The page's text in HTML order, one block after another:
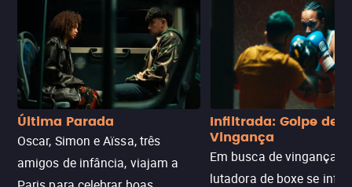
Última Parada
Oscar, Simon e Aïssa, três
amigos de infância, viajam a
Infiltrada: Golpe de
Vingança
Em busca de vingança,
lutadora de boxe se